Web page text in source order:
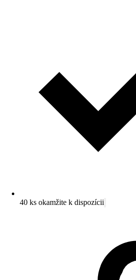
40 ks okamžite k dispozícii